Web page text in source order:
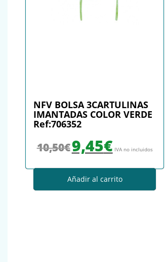
NFV BOLSA 3CARTULINAS
IMANTADAS COLOR VERDE
Ref:706352
10,50€9,45€ IVA no incluidos
Añadir al carrito